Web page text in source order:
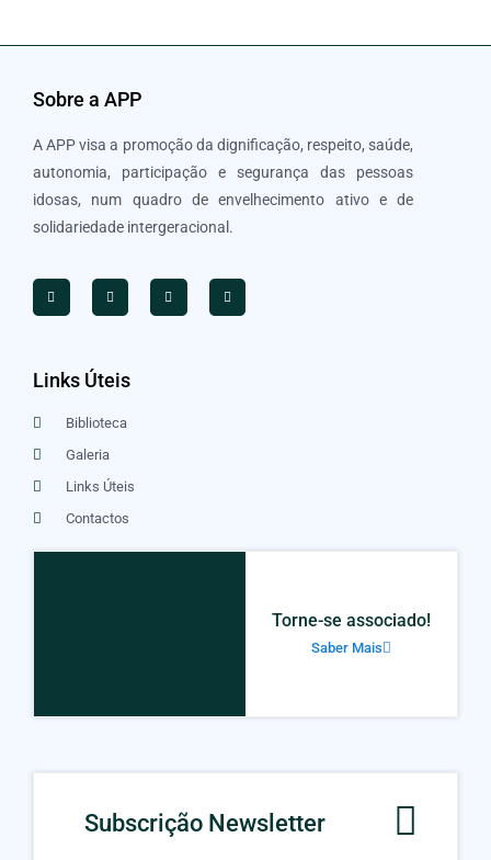
Sobre a APP
A APP visa a promoção da dignificação, respeito, saúde,
autonomia, participação e segurança das pessoas
idosas, num quadro de envelhecimento ativo e de
solidariedade intergeracional.
Links Úteis
Biblioteca
Galeria
Links Úteis
Contactos
Torne-se associado!
Saber Mais
Subscrição Newsletter